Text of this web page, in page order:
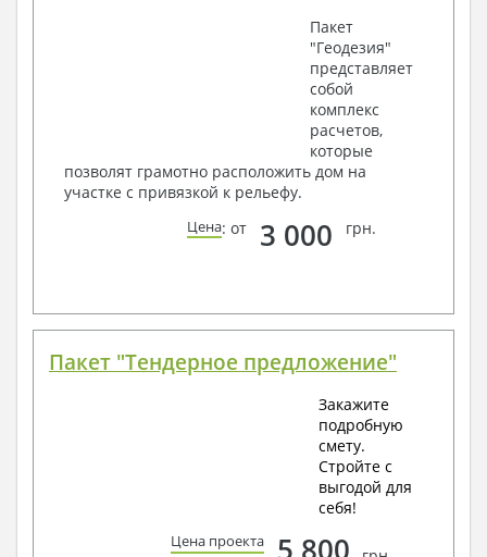
Пакет
"Геодезия"
представляет
собой
комплекс
расчетов,
которые
позволят грамотно расположить дом на
участке с привязкой к рельефу.
Цена: от 3 000 грн.
Пакет "Тендерное предложение"
Закажите
подробную
смету.
Стройте с
выгодой для
себя!
Цена проекта